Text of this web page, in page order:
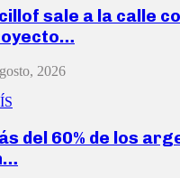
sale a la calle
2026
del 60% de los